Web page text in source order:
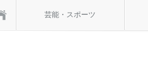
芸能・スポーツ